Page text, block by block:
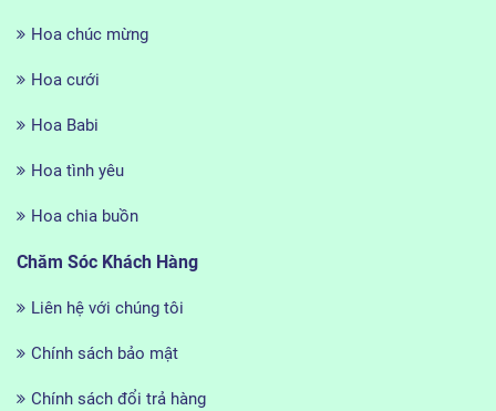
Hoa chúc mừng
Hoa cưới
Hoa Babi
Hoa tình yêu
Hoa chia buồn
Chăm Sóc Khách Hàng
Liên hệ với chúng tôi
Chính sách bảo mật
Chính sách đổi trả hàng